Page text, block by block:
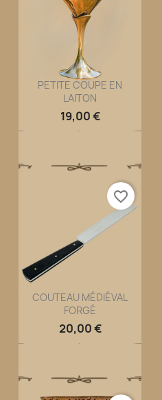
Aperçu rapide
PETITE COUPE EN
LAITON
19,00 €
Aperçu rapide
COUTEAU MÉDIÉVAL
FORGÉ
20,00 €
favorite_border